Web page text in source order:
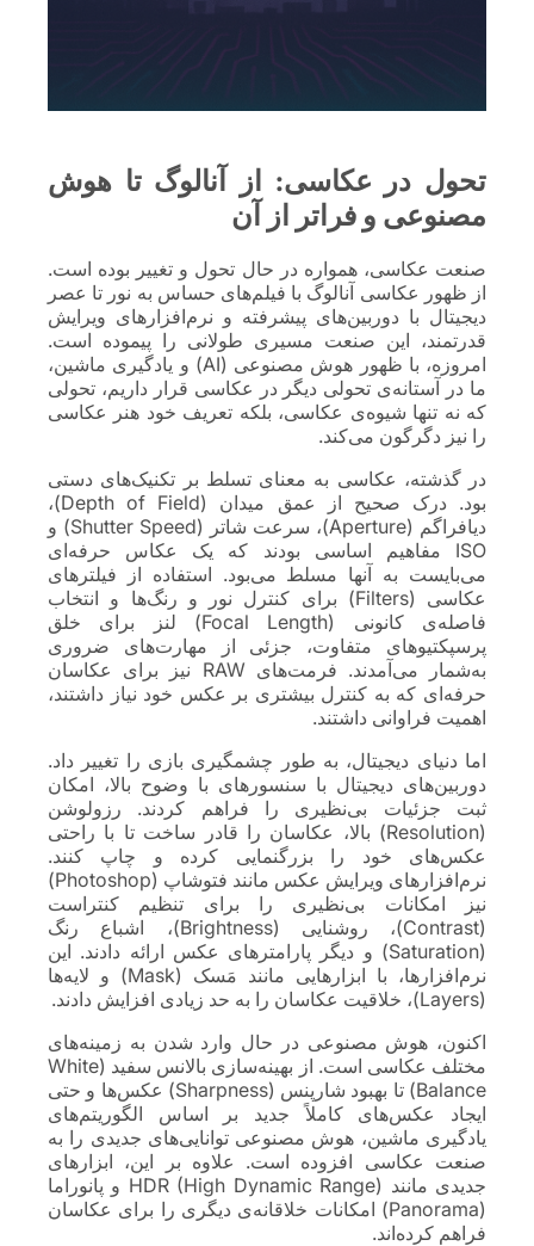
تحول در عکاسی: از آنالوگ تا هوش
مصنوعی و فراتر از آن
صنعت عکاسی، همواره در حال تحول و تغییر بوده است.
از ظهور عکاسی آنالوگ با فیلم‌های حساس به نور تا عصر
دیجیتال با دوربین‌های پیشرفته و نرم‌افزارهای ویرایش
قدرتمند، این صنعت مسیری طولانی را پیموده است.
امروزه، با ظهور هوش مصنوعی (AI) و یادگیری ماشین،
ما در آستانه‌ی تحولی دیگر در عکاسی قرار داریم، تحولی
که نه تنها شیوه‌ی عکاسی، بلکه تعریف خود هنر عکاسی
را نیز دگرگون می‌کند.
در گذشته، عکاسی به معنای تسلط بر تکنیک‌های دستی
بود. درک صحیح از عمق میدان (Depth of Field)،
دیافراگم (Aperture)، سرعت شاتر (Shutter Speed) و
ISO مفاهیم اساسی بودند که یک عکاس حرفه‌ای
می‌بایست به آنها مسلط می‌بود. استفاده از فیلترهای
عکاسی (Filters) برای کنترل نور و رنگ‌ها و انتخاب
فاصله‌ی کانونی (Focal Length) لنز برای خلق
پرسپکتیوهای متفاوت، جزئی از مهارت‌های ضروری
به‌شمار می‌آمدند. فرمت‌های RAW نیز برای عکاسان
حرفه‌ای که به کنترل بیشتری بر عکس خود نیاز داشتند،
اهمیت فراوانی داشتند.
اما دنیای دیجیتال، به طور چشمگیری بازی را تغییر داد.
دوربین‌های دیجیتال با سنسورهای با وضوح بالا، امکان
ثبت جزئیات بی‌نظیری را فراهم کردند. رزولوشن
(Resolution) بالا، عکاسان را قادر ساخت تا با راحتی
عکس‌های خود را بزرگنمایی کرده و چاپ کنند.
نرم‌افزارهای ویرایش عکس مانند فتوشاپ (Photoshop)
نیز امکانات بی‌نظیری را برای تنظیم کنتراست
(Contrast)، روشنایی (Brightness)، اشباع رنگ
(Saturation) و دیگر پارامترهای عکس ارائه دادند. این
نرم‌افزارها، با ابزارهایی مانند مَسک (Mask) و لایه‌ها
(Layers)، خلاقیت عکاسان را به حد زیادی افزایش دادند.
اکنون، هوش مصنوعی در حال وارد شدن به زمینه‌های
مختلف عکاسی است. از بهینه‌سازی بالانس سفید (White
Balance) تا بهبود شارپنس (Sharpness) عکس‌ها و حتی
ایجاد عکس‌های کاملاً جدید بر اساس الگوریتم‌های
یادگیری ماشین، هوش مصنوعی توانایی‌های جدیدی را به
صنعت عکاسی افزوده است. علاوه بر این، ابزارهای
جدیدی مانند HDR (High Dynamic Range) و پانوراما
(Panorama) امکانات خلاقانه‌ی دیگری را برای عکاسان
فراهم کرده‌اند.